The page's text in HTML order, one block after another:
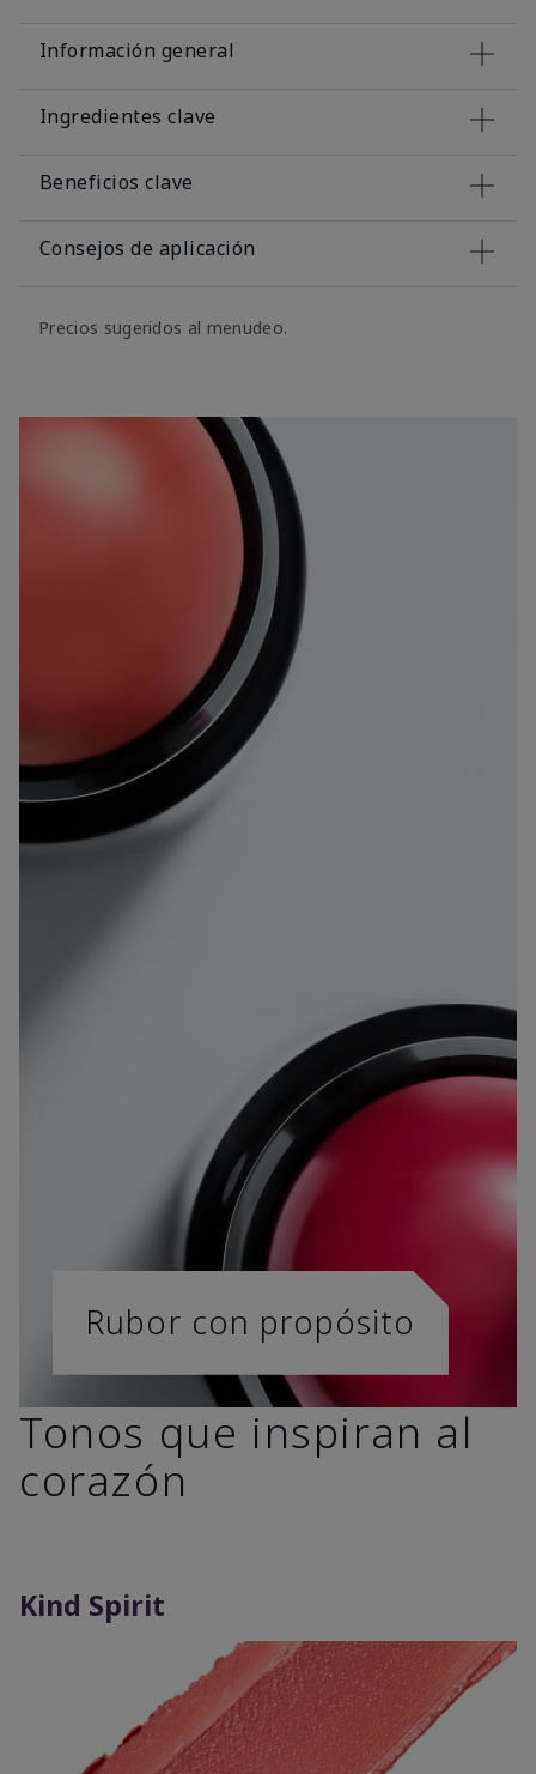
Información general
Ingredientes clave
Beneficios clave
Consejos de aplicación
Precios sugeridos al menudeo.
Rubor con propósito
Tonos que inspiran al
corazón
Kind Spirit